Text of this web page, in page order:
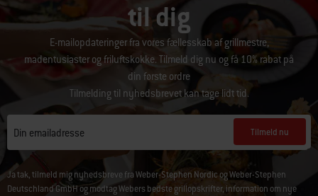
til dig
E-mailopdateringer fra vores fællesskab af grillmestre,
madentusiaster og friluftskokke. Tilmeld dig nu og få 10% rabat på
din første ordre
Tilmelding til nyhedsbrevet kan tage lidt tid.
Din emailadresse Tilmeld nu
Ja tak, tilmeld mig nyhedsbreve fra Weber-Stephen Nordic og Weber-Stephen
Deutschland GmbH og modtag Webers bedste grillopskrifter, information om nye